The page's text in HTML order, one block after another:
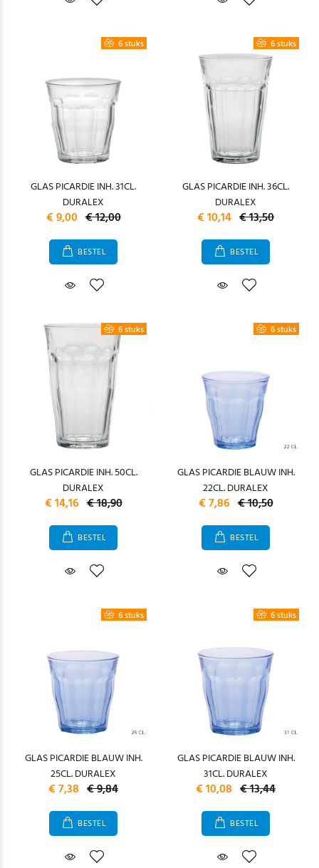
6 stuks
GLAS PICARDIE INH. 31CL.
DURALEX
€ 9,00 € 12,00
BESTEL
6 stuks
GLAS PICARDIE INH. 36CL.
DURALEX
€ 10,14 € 13,50
BESTEL
6 stuks
GLAS PICARDIE INH. 50CL.
DURALEX
€ 14,16 € 18,90
BESTEL
6 stuks
GLAS PICARDIE BLAUW INH.
22CL. DURALEX
€ 7,86 € 10,50
BESTEL
6 stuks
GLAS PICARDIE BLAUW INH.
25CL. DURALEX
€ 7,38 € 9,84
BESTEL
6 stuks
GLAS PICARDIE BLAUW INH.
31CL. DURALEX
€ 10,08 € 13,44
BESTEL